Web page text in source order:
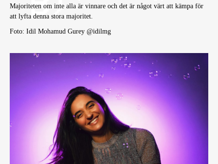
Majoriteten om inte alla är vinnare och det är något värt att kämpa för
att lyfta denna stora majoritet.
Foto: Idil Mohamud Gurey @idilmg